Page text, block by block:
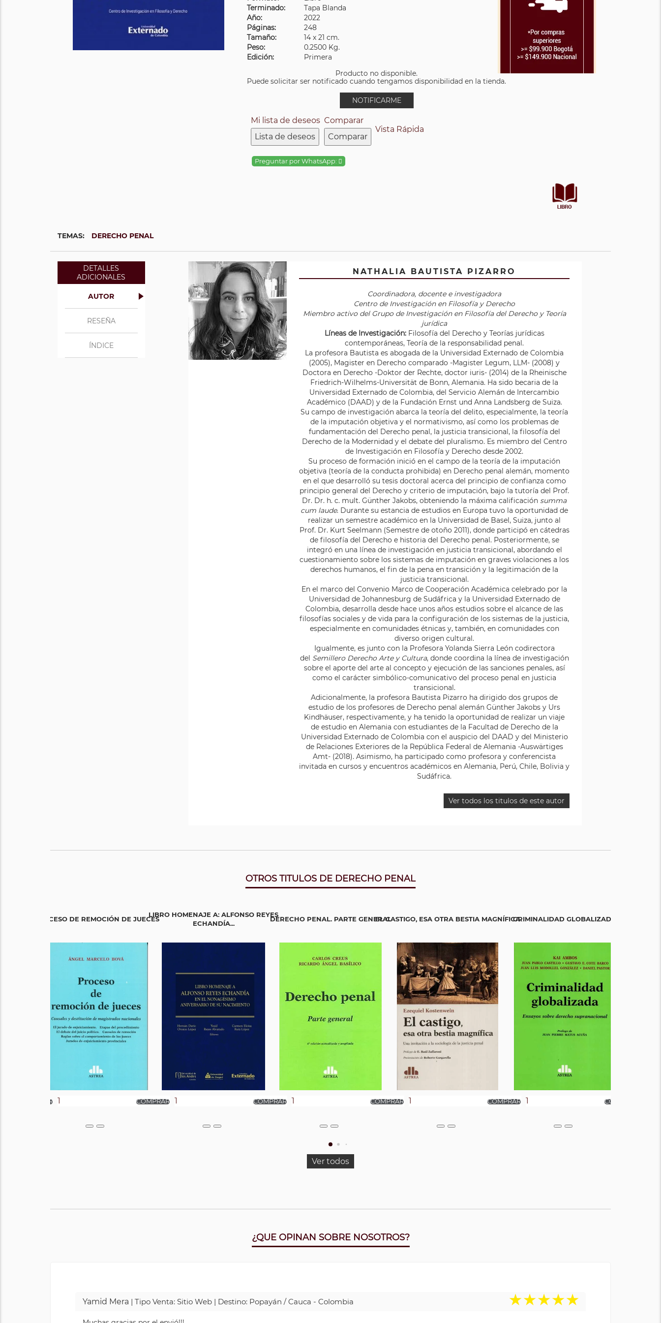
Terminado:
Tapa Blanda
Año:
2022
Páginas:
248
Tamaño:
14 x 21 cm.
Peso:
0.2500 Kg.
Edición:
Primera
Producto no disponible.
Puede solicitar ser notificado cuando tengamos disponibilidad en la tienda.
NOTIFICARME
Mi lista de deseos
Lista de deseos
Comparar
Comparar
Vista Rápida
Preguntar por WhatsApp:
TEMAS: DERECHO PENAL
DETALLES
ADICIONALES
AUTOR
RESEÑA
ÍNDICE
NATHALIA BAUTISTA PIZARRO
Coordinadora, docente e investigadora
Centro de Investigación en Filosofía y Derecho
Miembro activo del Grupo de Investigación en Filosofía del Derecho y Teoría
jurídica
Líneas de Investigación:Filosofía del Derecho y Teorías jurídicas
contemporáneas, Teoría de la responsabilidad penal.
La profesora Bautista es abogada de la Universidad Externado de Colombia
(2005), Magister en Derecho comparado -Magister Legum, LLM- (2008) y
Doctora en Derecho -Doktor der Rechte, doctor iuris- (2014) de la Rheinische
Friedrich-Wilhelms-Universität de Bonn, Alemania. Ha sido becaria de la
Universidad Externado de Colombia, del Servicio Alemán de Intercambio
Académico (DAAD) y de la Fundación Ernst und Anna Landsberg de Suiza.
Su campo de investigación abarca la teoría del delito, especialmente, la teoría
de la imputación objetiva y el normativismo, así como los problemas de
fundamentación del Derecho penal, la justicia transicional, la filosofía del
Derecho de la Modernidad y el debate del pluralismo. Es miembro del Centro
de Investigación en Filosofía y Derecho desde 2002.
Su proceso de formación inició en el campo de la teoría de la imputación
objetiva (teoría de la conducta prohibida) en Derecho penal alemán, momento
en el que desarrolló su tesis doctoral acerca del principio de confianza como
principio general del Derecho y criterio de imputación, bajo la tutoría del Prof.
Dr. Dr. h. c. mult. Günther Jakobs, obteniendo la máxima calificaciónsumma
cum laude. Durante su estancia de estudios en Europa tuvo la oportunidad de
realizar un semestre académico en la Universidad de Basel, Suiza, junto al
Prof. Dr. Kurt Seelmann (Semestre de otoño 2011), donde participó en cátedras
de filosofía del Derecho e historia del Derecho penal. Posteriormente, se
integró en una línea de investigación en justicia transicional, abordando el
cuestionamiento sobre los sistemas de imputación en graves violaciones a los
derechos humanos, el fin de la pena en transición y la legitimación de la
justicia transicional.
En el marco del Convenio Marco de Cooperación Académica celebrado por la
Universidad de Johannesburg de Sudáfrica y la Universidad Externado de
Colombia, desarrolla desde hace unos años estudios sobre el alcance de las
filosofías sociales y de vida para la configuración de los sistemas de la justicia,
especialmente en comunidades étnicas y, también, en comunidades con
diverso origen cultural.
Igualmente, es junto con la Profesora Yolanda Sierra León codirectora
del Semillero Derecho Arte y Cultura, donde coordina la línea de investigación
sobre el aporte del arte al concepto y ejecución de las sanciones penales, así
como el carácter simbólico-comunicativo del proceso penal en justicia
transicional.
Adicionalmente, la profesora Bautista Pizarro ha dirigido dos grupos de
estudio de los profesores de Derecho penal alemán Günther Jakobs y Urs
Kindhäuser, respectivamente, y ha tenido la oportunidad de realizar un viaje
de estudio en Alemania con estudiantes de la Facultad de Derecho de la
Universidad Externado de Colombia con el auspicio del DAAD y del Ministerio
de Relaciones Exteriores de la República Federal de Alemania -Auswärtiges
Amt- (2018). Asimismo, ha participado como profesora y conferencista
invitada en cursos y encuentros académicos en Alemania, Perú, Chile, Bolivia y
Sudáfrica.
Ver todos los titulos de este autor
OTROS TITULOS DE DERECHO PENAL
PROCESO DE REMOCIÓN DE JUECES
LIBRO HOMENAJE A: ALFONSO REYES
ECHANDÍA...
DERECHO PENAL. PARTE GENERALEL CASTIGO, ESA OTRA BESTIA MAGNÍFICACRIMINALIDAD GLOBALIZADA
Ver todos
¿QUE OPINAN SOBRE NOSOTROS?
Yamid Mera | Tipo Venta: Sitio Web | Destino: Popayán / Cauca - Colombia ★★★★★